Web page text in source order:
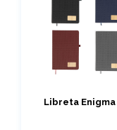
Libreta Enigma